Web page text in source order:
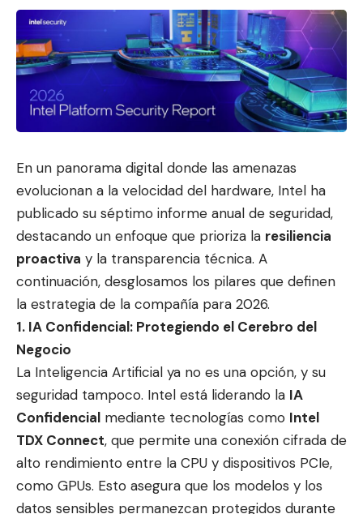
En un panorama digital donde las amenazas
evolucionan a la velocidad del hardware, Intel ha
publicado su séptimo informe anual de seguridad,
destacando un enfoque que prioriza la resiliencia
proactiva y la transparencia técnica. A
continuación, desglosamos los pilares que definen
la estrategia de la compañía para 2026.
1. IA Confidencial: Protegiendo el Cerebro del
Negocio
La Inteligencia Artificial ya no es una opción, y su
seguridad tampoco. Intel está liderando la IA
Confidencial mediante tecnologías como Intel
TDX Connect, que permite una conexión cifrada de
alto rendimiento entre la CPU y dispositivos PCIe,
como GPUs. Esto asegura que los modelos y los
datos sensibles permanezcan protegidos durante